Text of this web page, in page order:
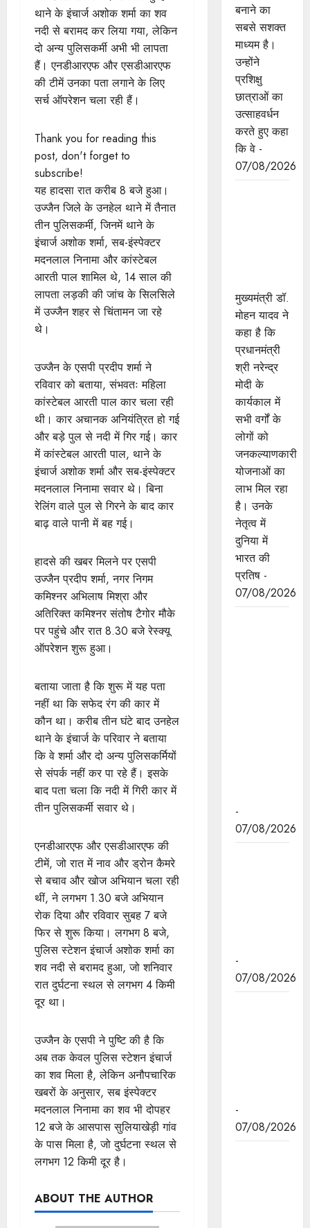
थाने के इंचार्ज अशोक शर्मा का शव
नदी से बरामद कर लिया गया, लेकिन
दो अन्य पुलिसकर्मी अभी भी लापता
हैं। एनडीआरएफ और एसडीआरएफ
की टीमें उनका पता लगाने के लिए
सर्च ऑपरेशन चला रही हैं।
Thank you for reading this
post, don't forget to
subscribe!
यह हादसा रात करीब 8 बजे हुआ।
उज्जैन जिले के उनहेल थाने में तैनात
तीन पुलिसकर्मी, जिनमें थाने के
इंचार्ज अशोक शर्मा, सब-इंस्पेक्टर
मदनलाल निनामा और कांस्टेबल
आरती पाल शामिल थे, 14 साल की
लापता लड़की की जांच के सिलसिले
में उज्जैन शहर से चिंतामन जा रहे
थे।
उज्जैन के एसपी प्रदीप शर्मा ने
रविवार को बताया, संभवतः महिला
कांस्टेबल आरती पाल कार चला रही
थी। कार अचानक अनियंत्रित हो गई
और बड़े पुल से नदी में गिर गई। कार
में कांस्टेबल आरती पाल, थाने के
इंचार्ज अशोक शर्मा और सब-इंस्पेक्टर
मदनलाल निनामा सवार थे। बिना
रेलिंग वाले पुल से गिरने के बाद कार
बाढ़ वाले पानी में बह गई।
हादसे की खबर मिलने पर एसपी
उज्जैन प्रदीप शर्मा, नगर निगम
कमिश्नर अभिलाष मिश्रा और
अतिरिक्त कमिश्नर संतोष टैगोर मौके
पर पहुंचे और रात 8.30 बजे रेस्क्यू
ऑपरेशन शुरू हुआ।
बताया जाता है कि शुरू में यह पता
नहीं था कि सफेद रंग की कार में
कौन था। करीब तीन घंटे बाद उनहेल
थाने के इंचार्ज के परिवार ने बताया
कि वे शर्मा और दो अन्य पुलिसकर्मियों
से संपर्क नहीं कर पा रहे हैं। इसके
बाद पता चला कि नदी में गिरी कार में
तीन पुलिसकर्मी सवार थे।
एनडीआरएफ और एसडीआरएफ की
टीमें, जो रात में नाव और ड्रोन कैमरे
से बचाव और खोज अभियान चला रही
थीं, ने लगभग 1.30 बजे अभियान
रोक दिया और रविवार सुबह 7 बजे
फिर से शुरू किया। लगभग 8 बजे,
पुलिस स्टेशन इंचार्ज अशोक शर्मा का
शव नदी से बरामद हुआ, जो शनिवार
रात दुर्घटना स्थल से लगभग 4 किमी
दूर था।
उज्जैन के एसपी ने पुष्टि की है कि
अब तक केवल पुलिस स्टेशन इंचार्ज
का शव मिला है, लेकिन अनौपचारिक
खबरों के अनुसार, सब इंस्पेक्टर
मदनलाल निनामा का शव भी दोपहर
12 बजे के आसपास सुलियाखेड़ी गांव
के पास मिला है, जो दुर्घटना स्थल से
लगभग 12 किमी दूर है।
ABOUT THE AUTHOR
बनाने का
सबसे सशक्त
माध्यम है।
उन्होंने
प्रशिक्षु
छात्राओं का
उत्साहवर्धन
करते हुए कहा
कि वे -
07/08/2026
मुख्यमंत्री डॉ.
मोहन यादव ने
कहा है कि
प्रधानमंत्री
श्री नरेन्द्र
मोदी के
कार्यकाल में
सभी वर्गों के
लोगों को
जनकल्याणकारी
योजनाओं का
लाभ मिल रहा
है। उनके
नेतृत्व में
दुनिया में
भारत की
प्रतिष -
07/08/2026
-
07/08/2026
-
07/08/2026
-
07/08/2026